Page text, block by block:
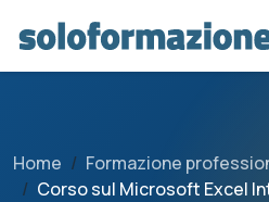
Home
Formazione
Corso sul Microsoft Excel